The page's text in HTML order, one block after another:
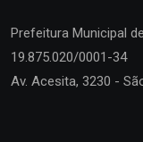
Prefeitura Municipal de
19.875.020/0001-34
Av. Acesita, 3230 -